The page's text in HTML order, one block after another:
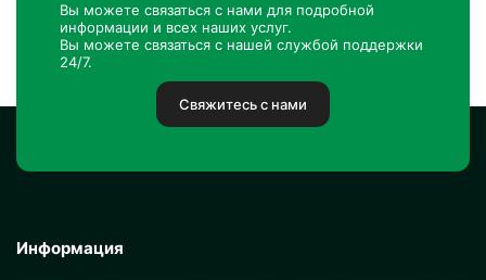
Вы можете связаться с нами для подробной
информации и всех наших услуг.
Вы можете связаться с нашей службой поддержки
24/7.
Свяжитесь с нами
Информация